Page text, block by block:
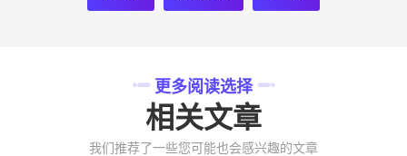
更多阅读选择
相关文章
我们推荐了一些您可能也会感兴趣的文章